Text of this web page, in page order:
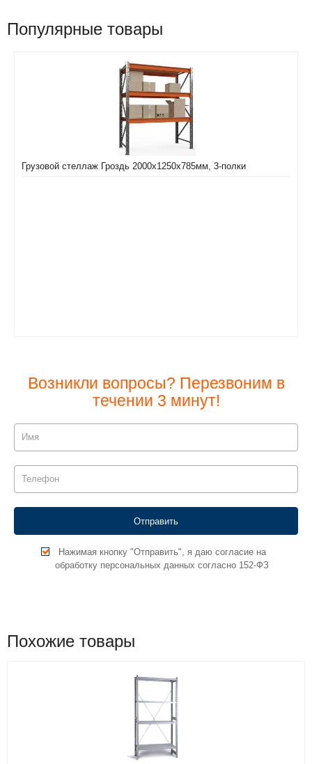
Популярные товары
Грузовой стеллаж Гроздь 2000х1250х785мм, 3-полки
Возникли вопросы? Перезвоним в
течении 3 минут!
Нажимая кнопку "Отправить", я даю согласие на
обработку персональных данных согласно 152-ФЗ
Похожие товары